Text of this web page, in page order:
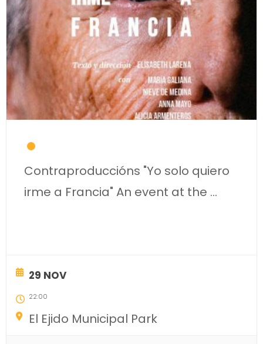
Contraproduccións "Yo solo quiero
irme a Francia" An event at the ...
29 NOV
22:00
El Ejido Municipal Park